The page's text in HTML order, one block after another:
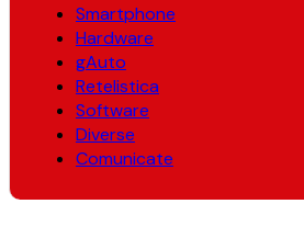
Smartphone
Hardware
gAuto
Retelistica
Software
Diverse
Comunicate